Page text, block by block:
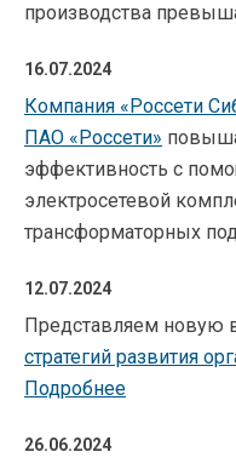
производства
16.07.2024
Компания «Россети
ПАО «Россети»
эффективность с
электросетевой
трансформаторных
12.07.2024
Представляем новую
стратегий развития
Подробнее
26.06.2024